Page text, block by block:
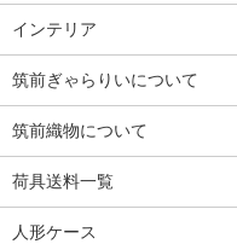
インテリア
筑前ぎゃらりいについて
筑前織物について
荷具送料一覧
人形ケース